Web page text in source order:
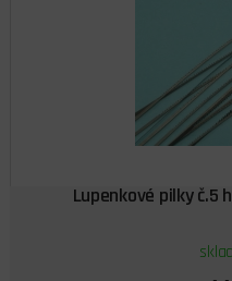
Lupenkové pilky č.5